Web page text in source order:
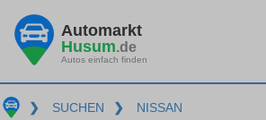
Automarkt
Husum.de
Autos einfach finden
❯ SUCHEN ❯ NISSAN